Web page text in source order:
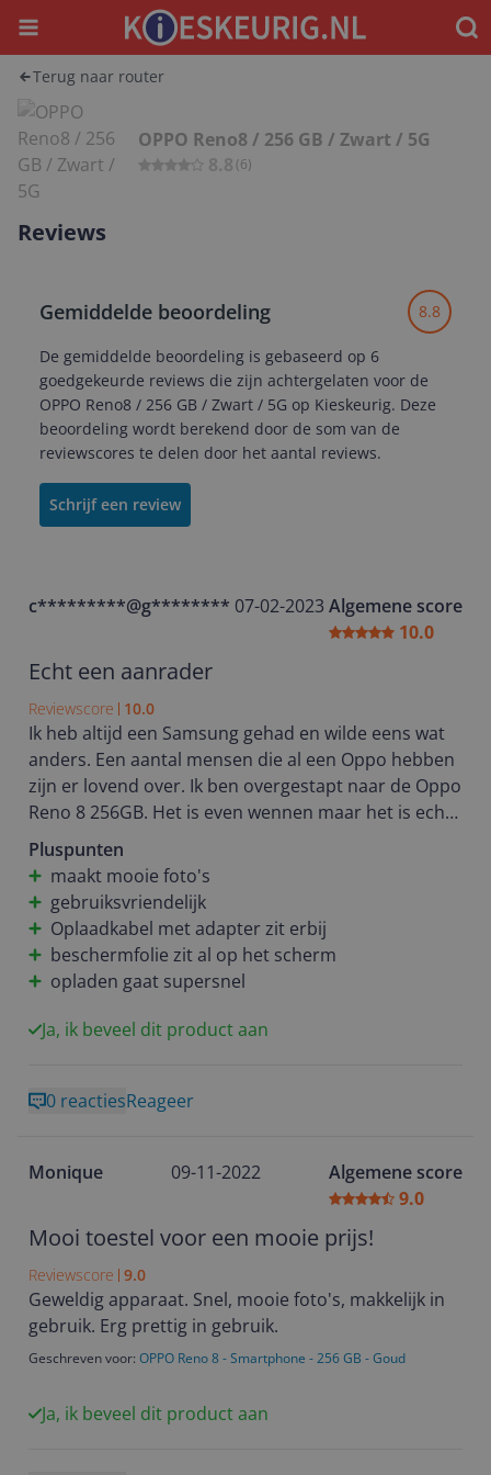
Menu
Terug naar router
OPPO Reno8 / 256 GB / Zwart / 5G
8.8 (6)
Reviews
Gemiddelde beoordeling 8.8
De gemiddelde beoordeling is gebaseerd op 6
goedgekeurde reviews die zijn achtergelaten voor de
OPPO Reno8 / 256 GB / Zwart / 5G op Kieskeurig. Deze
beoordeling wordt berekend door de som van de
reviewscores te delen door het aantal reviews.
Schrijf een review
c*********@g******** 07-02-2023 Algemene score
10.0
Echt een aanrader
Reviewscore 10.0
Ik heb altijd een Samsung gehad en wilde eens wat
anders. Een aantal mensen die al een Oppo hebben
zijn er lovend over. Ik ben overgestapt naar de Oppo
Reno 8 256GB. Het is even wennen maar het is echt
een geweldig toestel. Gebruiksvriendelijk, duidelijk,
maakt zeer mooie foto's en het opladen is echt in
turbo. Van 26% naar 100% in 20 minuten tijd.
Ik ben zeer blij met mijn toestel en zal de volgende
keer weer een Oppo kiezen.
Pluspunten
maakt mooie foto's
gebruiksvriendelijk
Oplaadkabel met adapter zit erbij
beschermfolie zit al op het scherm
opladen gaat supersnel
Ja, ik beveel dit product aan
0 reactiesReageer
Monique 09-11-2022
Algemene score
9.0
Mooi toestel voor een mooie prijs!
Reviewscore 9.0
Geweldig apparaat. Snel, mooie foto's, makkelijk in
gebruik. Erg prettig in gebruik.
Geschreven voor: OPPO Reno 8 - Smartphone - 256 GB - Goud
Ja, ik beveel dit product aan